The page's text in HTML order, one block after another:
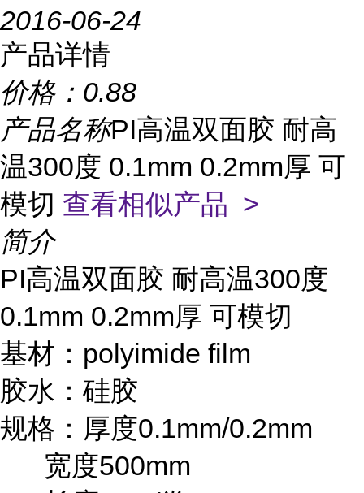
2016-06-24
产品详情
价格： 0.88
产品名称PI高温双面胶 耐高
温300度 0.1mm 0.2mm厚 可
模切 查看相似产品 >
简介
PI高温双面胶 耐高温300度
0.1mm 0.2mm厚 可模切
基材：polyimide film
胶水：硅胶
规格：厚度0.1mm/0.2mm
宽度500mm